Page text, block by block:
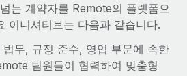
는 계약자를 Remote의 플랫폼으
이니셔티브는 다음과 같습니다.
법무, 규정 준수, 영업 부문에 속한
팀원들이 협력하여 맞춤형